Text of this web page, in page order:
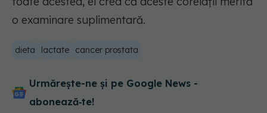
o examinare suplimentară.
dieta lactate cancer prostata
Urmărește-ne și pe Google News -
abonează‑te!